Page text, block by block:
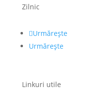
Zilnic
Urmărește
Urmărește
Linkuri utile